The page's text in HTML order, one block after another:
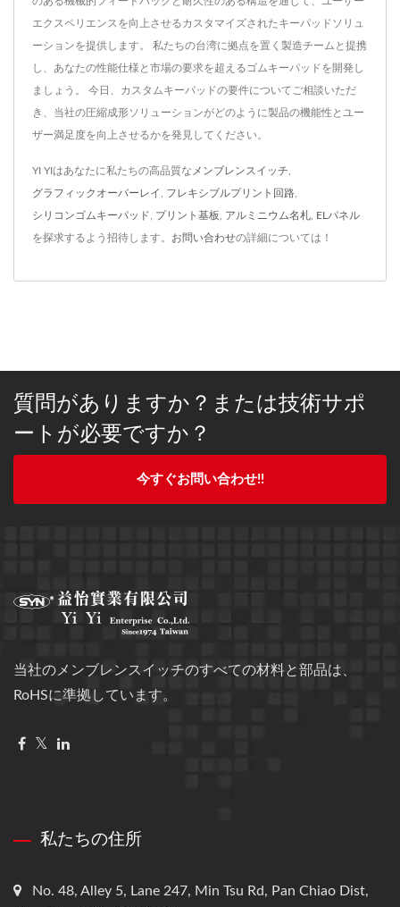
エクスペリエンスを向上させるカスタマイズされたキーパッドソリュ
ーションを提供します。 私たちの台湾に拠点を置く製造チームと提携
し、あなたの性能仕様と市場の要求を超えるゴムキーパッドを開発し
ましょう。 今日、カスタムキーパッドの要件についてご相談いただ
き、当社の圧縮成形ソリューションがどのように製品の機能性とユー
ザー満足度を向上させるかを発見してください。
YI YIはあなたに私たちの高品質な メンブレンスイッチ
グラフィックオーバーレイ フレキシブルプリント回路
シリコンゴムキーパッド プリント基板 アルミニウム名札 ELパネル
を探求するよう招待します。 お問い合わせの詳細については！
質問がありますか？または技術サポ
ートが必要ですか？
今すぐお問い合わせ!!
当社のメンブレンスイッチのすべての材料と部品は、
RoHSに準拠しています。
私たちの住所
No. 48, Alley 5, Lane 247, Min Tsu Rd, Pan Chiao Dist,